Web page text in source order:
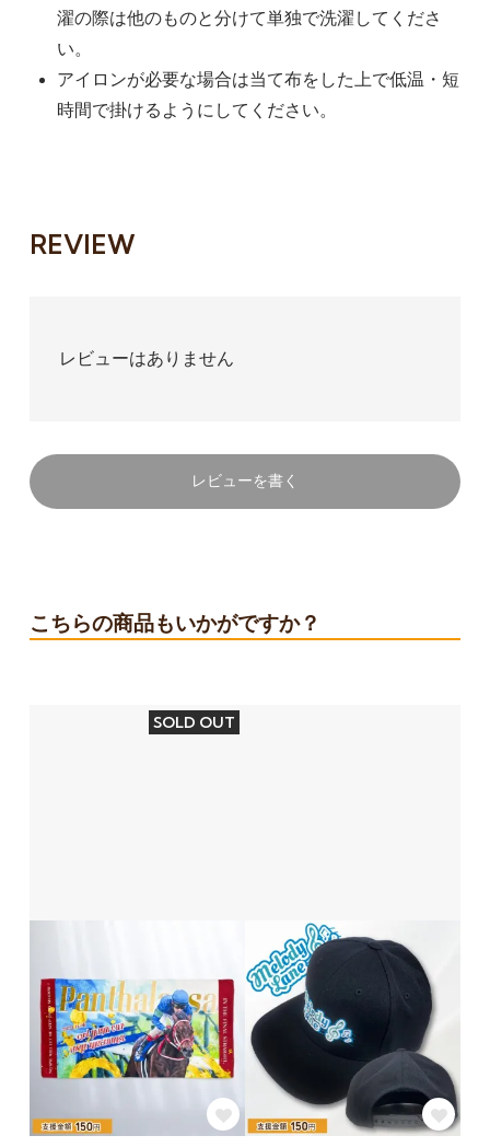
濯の際は他のものと分けて単独で洗濯してくださ
い。
アイロンが必要な場合は当て布をした上で低温・短
時間で掛けるようにしてください。
REVIEW
レビューはありません
レビューを書く
こちらの商品もいかがですか？
SOLD OUT